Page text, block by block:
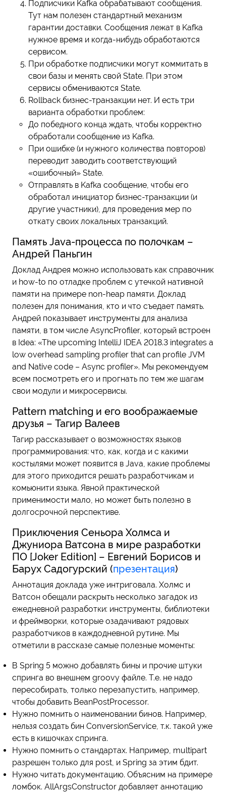
Подписчики Kafka обрабатывают сообщения.
Тут нам полезен стандартный механизм
гарантии доставки. Сообщения лежат в Kafka
нужное время и когда-нибудь обработаются
сервисом.
При обработке подписчики могут коммитать в
свои базы и менять свой State. При этом
сервисы обмениваются State.
Rollback бизнес-транзакции нет. И есть три
варианта обработки проблем:
До победного конца ждать, чтобы корректно
обработали сообщение из Kafka.
При ошибке (и нужного количества повторов)
переводит заводить соответствующий
«ошибочный» State.
Отправлять в Kafka сообщение, чтобы его
обработал инициатор бизнес-транзакции (и
другие участники), для проведения мер по
откату своих локальных транзакций.
Память Java-процесса по полочкам –
Андрей Паньгин
Доклад Андрея можно использовать как справочник
и how-to по отладке проблем с утечкой нативной
памяти на примере non-heap памяти. Доклад
полезен для понимания, кто и что съедает память.
Андрей показывает инструменты для анализа
памяти, в том числе AsyncProfiler, который встроен
в Idea: «The upcoming IntelliJ IDEA 2018.3 integrates a
low overhead sampling profiler that can profile JVM
and Native code – Async profiler». Мы рекомендуем
всем посмотреть его и прогнать по тем же шагам
свои модули и микросервисы.
Pattern matching и его воображаемые
друзья – Тагир Валеев
Тагир рассказывает о возможностях языков
программирования: что, как, когда и с какими
костылями может появится в Java, какие проблемы
для этого приходится решать разработчикам и
комьюнити языка. Явной практической
применимости мало, но может быть полезно в
долгосрочной перспективе.
Приключения Сеньора Холмса и
Джуниора Ватсона в мире разработки
ПО [Joker Edition] – Евгений Борисов и
Барух Садогурский (презентация)
Аннотация доклада уже интриговала. Холмс и
Ватсон обещали раскрыть несколько загадок из
ежедневной разработки: инструменты, библиотеки
и фреймворки, которые озадачивают рядовых
разработчиков в каждодневной рутине. Мы
отметили в рассказе самые полезные моменты:
В Spring 5 можно добавлять бины и прочие штуки
спринга во внешнем groovy файле. Т.е. не надо
пересобирать, только перезапустить, например,
чтобы добавить BeanPostProcessor.
Нужно помнить о наименовании бинов. Например,
нельзя создать бин ConversionService, т.к. такой уже
есть в кишочках спринга.
Нужно помнить о стандартах. Например, multipart
разрешен только для post, и Spring за этим бдит.
Нужно читать документацию. Объясним на примере
ломбок. AllArgsConstructor добавляет аннотацию